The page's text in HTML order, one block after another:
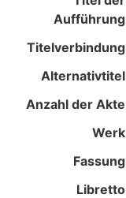
Aufführung
Titelverbindung
Alternativtitel
Anzahl der Akte
Werk
Fassung
Libretto